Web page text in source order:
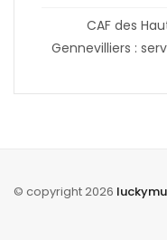
CAF des
Gennevilliers :
© copyright 2026